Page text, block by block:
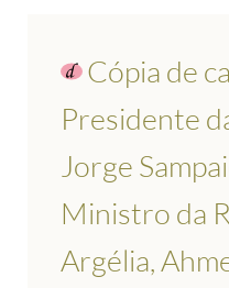
Cópia de
Presidente
Jorge
Ministro da
Argélia,